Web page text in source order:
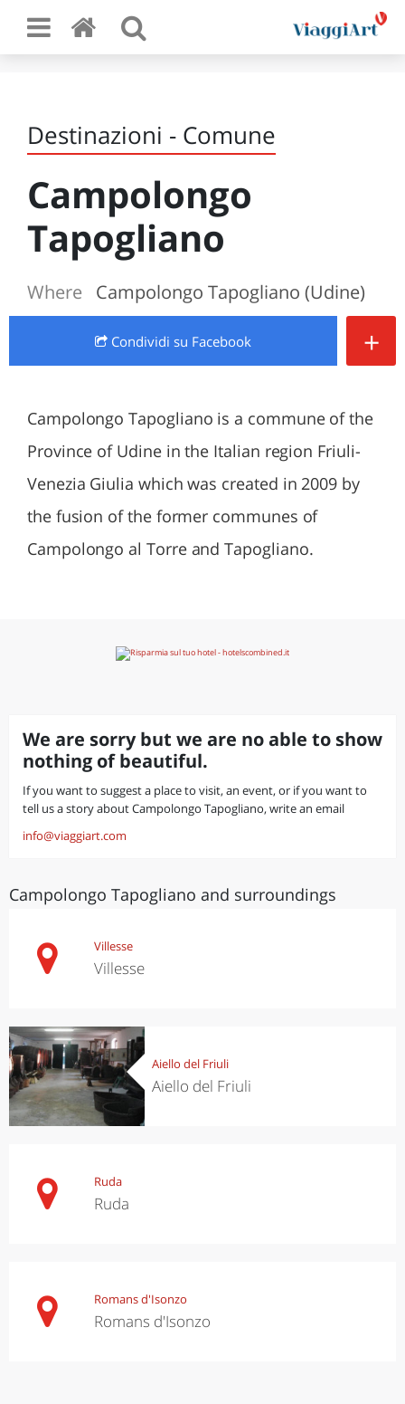
Destinazioni - Comune
Campolongo
Tapogliano
Where Campolongo Tapogliano (Udine)
Condividi su Facebook +
Campolongo Tapogliano is a commune of the
Province of Udine in the Italian region Friuli-
Venezia Giulia which was created in 2009 by
the fusion of the former communes of
Campolongo al Torre and Tapogliano.
We are sorry but we are no able to show
nothing of beautiful.
If you want to suggest a place to visit, an event, or if you want to
tell us a story about Campolongo Tapogliano, write an email
info@viaggiart.com
Campolongo Tapogliano and surroundings
Villesse
Villesse
Aiello del Friuli
Aiello del Friuli
Ruda
Ruda
Romans d'Isonzo
Romans d'Isonzo